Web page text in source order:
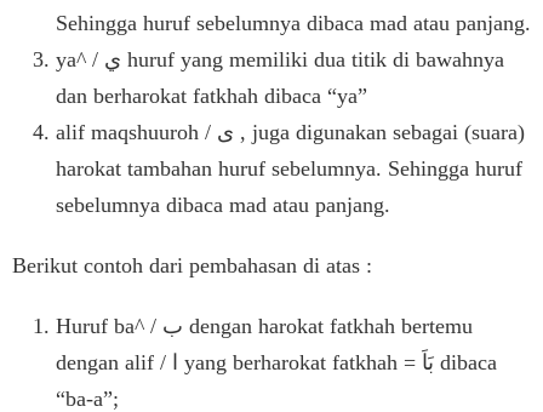
Sehingga huruf sebelumnya dibaca mad atau panjang.
ya^ / ي huruf yang memiliki dua titik di bawahnya
dan berharokat fatkhah dibaca “ya”
alif maqshuuroh / ى , juga digunakan sebagai (suara)
harokat tambahan huruf sebelumnya. Sehingga huruf
sebelumnya dibaca mad atau panjang.
Berikut contoh dari pembahasan di atas :
Huruf ba^ / ب dengan harokat fatkhah bertemu
dengan alif / ا yang berharokat fatkhah = بَاَ dibaca
“ba-a”;